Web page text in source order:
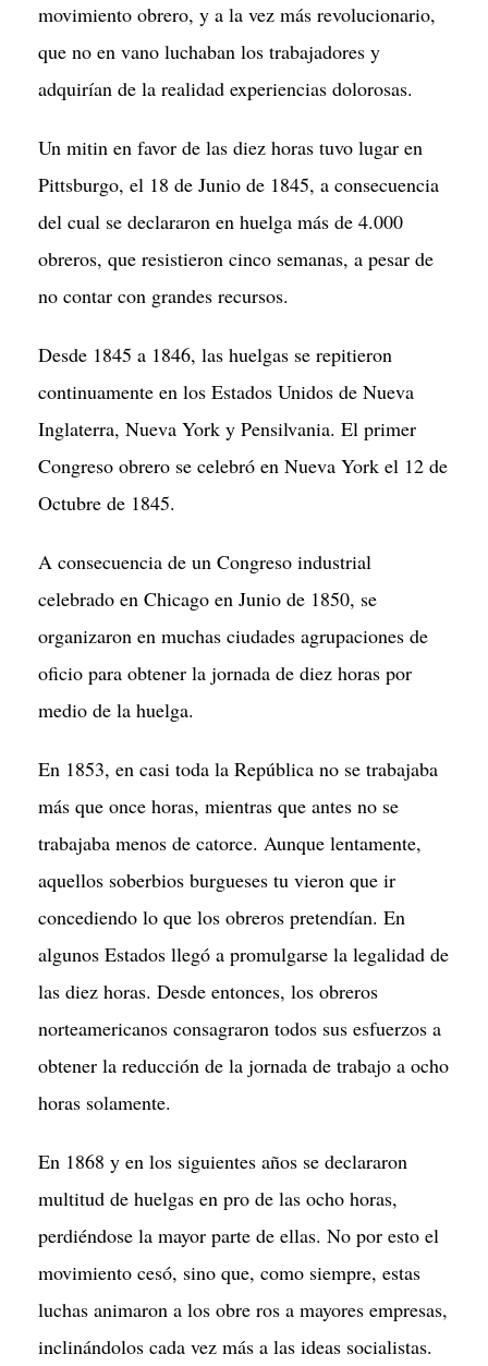
movimiento obrero, y a la vez más revolucionario,
que no en vano luchaban los trabajadores y
adquirían de la realidad experiencias dolorosas.
Un mitin en favor de las diez horas tuvo lugar en
Pittsburgo, el 18 de Junio de 1845, a consecuencia
del cual se declararon en huelga más de 4.000
obreros, que resistieron cinco semanas, a pesar de
no contar con grandes recursos.
Desde 1845 a 1846, las huelgas se repitieron
continuamente en los Estados Unidos de Nueva
Inglaterra, Nueva York y Pensilvania. El primer
Congreso obrero se celebró en Nueva York el 12 de
Octubre de 1845.
A consecuencia de un Congreso industrial
celebrado en Chicago en Junio de 1850, se
organizaron en muchas ciudades agrupaciones de
oficio para obtener la jornada de diez horas por
medio de la huelga.
En 1853, en casi toda la República no se trabajaba
más que once horas, mientras que antes no se
trabajaba menos de catorce. Aunque lentamente,
aquellos soberbios burgueses tu vieron que ir
concediendo lo que los obreros pretendían. En
algunos Estados llegó a promulgarse la legalidad de
las diez horas. Desde entonces, los obreros
norteamericanos consagraron todos sus esfuerzos a
obtener la reducción de la jornada de trabajo a ocho
horas solamente.
En 1868 y en los siguientes años se declararon
multitud de huelgas en pro de las ocho horas,
perdiéndose la mayor parte de ellas. No por esto el
movimiento cesó, sino que, como siempre, estas
luchas animaron a los obre ros a mayores empresas,
inclinándolos cada vez más a las ideas socialistas.